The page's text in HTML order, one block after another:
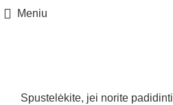
Meniu
Spustelėkite, jei norite padidinti